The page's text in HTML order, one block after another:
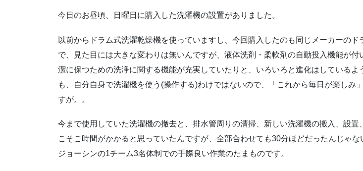
今日のお昼頃、日曜日に購入した洗濯機の設置がありました。
以前からドラム式洗濯乾燥機を使っていますし、今回購入したのも同じメーカーのド
で、見た目には大きな変わりは無いんですが、液体洗剤・柔軟剤の自動投入機能が付
潔に保つための洗浄に関する機能が充実していたりと、いろいろと進化はしているよ
も、自分自身で洗濯機を使う(操作する)わけではないので、「これから毎日が楽しみ
すが。。
今まで使用していた洗濯機の撤去と、排水管周りの清掃、新しい洗濯機の搬入、設置
こそこ時間がかかると思っていたんですが、全部合わせても30分ほどだったんじゃな
ジョーシンの1チーム3名体制での手際良い作業のたまものです。